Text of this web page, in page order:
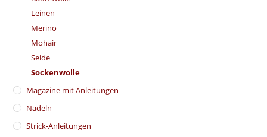
Leinen
Merino
Mohair
Seide
Sockenwolle
Magazine mit Anleitungen
Nadeln
Strick-Anleitungen